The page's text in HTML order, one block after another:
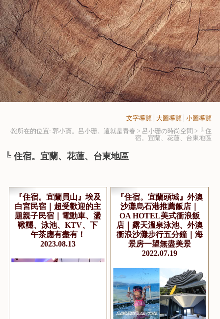
文字導覽│ 大圖導覽│ 小圖導覽
‧您所在的位置: 郭小寶。呂小珊。這就是青春 > 呂小珊の時尚空間 > ╚ 住
宿。宜蘭、花蓮、台東地區
╚ 住宿。宜蘭、花蓮、台東地區
『住宿。宜蘭員山』埃及
白宮民宿｜超受歡迎的主
題親子民宿｜電動車、盪
鞦韆、泳池、KTV、下
午茶應有盡有！
2023.08.13
『住宿。宜蘭頭城』外澳
沙灘烏石港推薦飯店｜
OA HOTEL美式衝浪飯
店｜露天溫泉泳池、外澳
衝浪沙灘步行五分鐘｜海
景房一望無盡美景
2022.07.19